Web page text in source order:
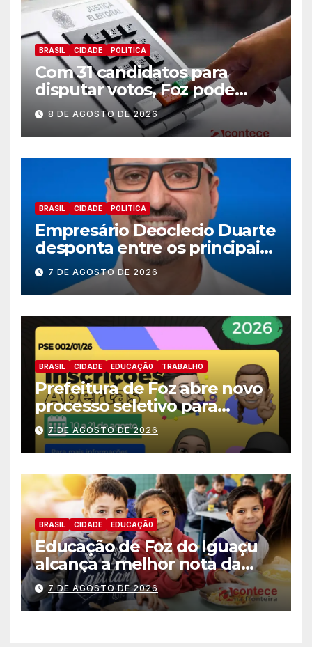
BRASIL CIDADE POLITICA
Com 31 candidatos para
disputar votos, Foz pode
perder representatividade
8 DE AGOSTO DE 2026
BRASIL CIDADE POLITICA
Empresário Deoclecio Duarte
desponta entre os principais
nomes do União Brasil para
deputado estadual
7 DE AGOSTO DE 2026
BRASIL CIDADE EDUCAÇÃ0 TRABALHO
Prefeitura de Foz abre novo
processo seletivo para
estagiários
7 DE AGOSTO DE 2026
BRASIL CIDADE EDUCAÇÃ0
Educação de Foz do Iguaçu
alcança a melhor nota da
história no IDEB
7 DE AGOSTO DE 2026